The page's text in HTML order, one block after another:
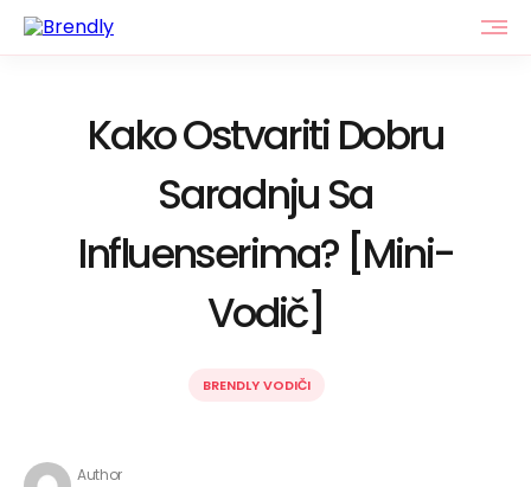
Kako Ostvariti Dobru
Saradnju Sa
Influenserima? [Mini-
Vodič]
BRENDLY VODIČI
Author